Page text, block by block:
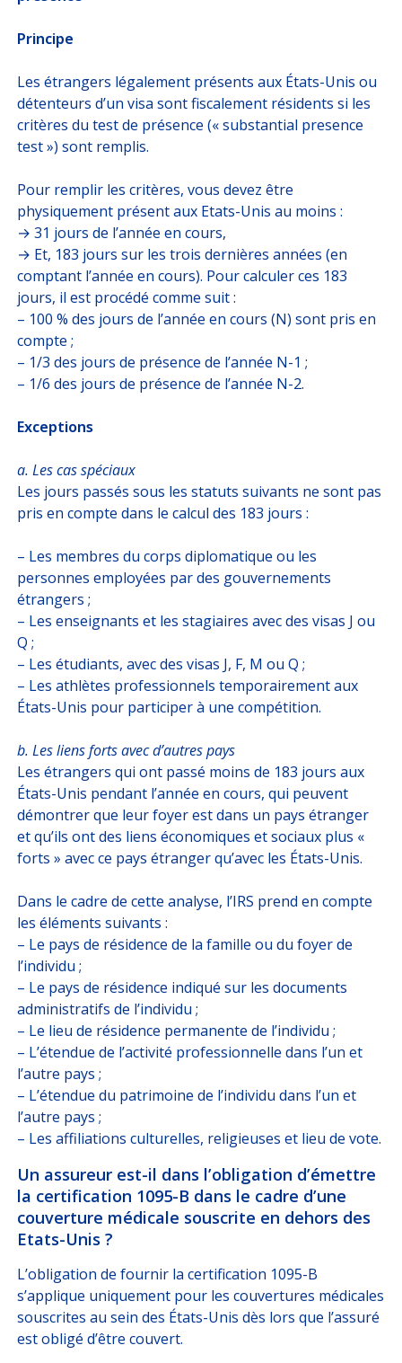
Principe
Les étrangers légalement présents aux États-Unis ou
détenteurs d’un visa sont fiscalement résidents si les
critères du test de présence (« substantial presence
test ») sont remplis.
Pour remplir les critères, vous devez être
physiquement présent aux Etats-Unis au moins :
→ 31 jours de l’année en cours,
→ Et, 183 jours sur les trois dernières années (en
comptant l’année en cours). Pour calculer ces 183
jours, il est procédé comme suit :
– 100 % des jours de l’année en cours (N) sont pris en
compte ;
– 1/3 des jours de présence de l’année N-1 ;
– 1/6 des jours de présence de l’année N-2.
Exceptions
a. Les cas spéciaux
Les jours passés sous les statuts suivants ne sont pas
pris en compte dans le calcul des 183 jours :
– Les membres du corps diplomatique ou les
personnes employées par des gouvernements
étrangers ;
– Les enseignants et les stagiaires avec des visas J ou
Q ;
– Les étudiants, avec des visas J, F, M ou Q ;
– Les athlètes professionnels temporairement aux
États-Unis pour participer à une compétition.
b. Les liens forts avec d’autres pays
Les étrangers qui ont passé moins de 183 jours aux
États-Unis pendant l’année en cours, qui peuvent
démontrer que leur foyer est dans un pays étranger
et qu’ils ont des liens économiques et sociaux plus «
forts » avec ce pays étranger qu’avec les États-Unis.
Dans le cadre de cette analyse, l’IRS prend en compte
les éléments suivants :
– Le pays de résidence de la famille ou du foyer de
l’individu ;
– Le pays de résidence indiqué sur les documents
administratifs de l’individu ;
– Le lieu de résidence permanente de l’individu ;
– L’étendue de l’activité professionnelle dans l’un et
l’autre pays ;
– L’étendue du patrimoine de l’individu dans l’un et
l’autre pays ;
– Les affiliations culturelles, religieuses et lieu de vote.
Un assureur est-il dans l’obligation d’émettre
la certification 1095-B dans le cadre d’une
couverture médicale souscrite en dehors des
Etats-Unis ?
L’obligation de fournir la certification 1095-B
s’applique uniquement pour les couvertures médicales
souscrites au sein des États-Unis dès lors que l’assuré
est obligé d’être couvert.